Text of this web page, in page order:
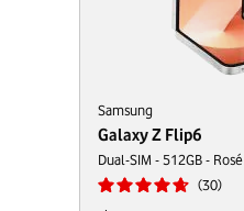
Samsung
Galaxy Z Flip6
Dual-SIM - 512GB - Rosé
30